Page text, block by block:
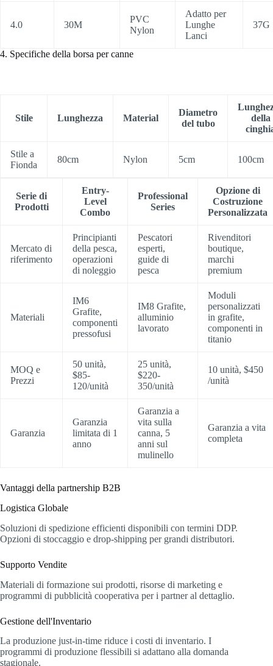
4.0 30M
PVC
Nylon
Adatto per
Lunghe
Lanci
37G
4. Specifiche della borsa per canne
Stile Lunghezza Material
Diametro
del tubo
della
Stile a
Fionda
80cm Nylon 5cm 100cm
Serie di
Prodotti
Entry-
Level
Combo
Professional
Series
Opzione di
Costruzione
Personalizzata
Mercato di
riferimento
Principianti
della pesca,
operazioni
di noleggio
Pescatori
esperti,
guide di
pesca
Rivenditori
boutique,
marchi
premium
Materiali
IM6
Grafite,
componenti
pressofusi
IM8 Grafite,
alluminio
lavorato
Moduli
personalizzati
in grafite,
componenti in
titanio
MOQ e
Prezzi
50 unità,
$85-
120/unità
25 unità,
$220-
350/unità
10 unità, $450
/unità
Garanzia
Garanzia
limitata di 1
anno
Garanzia a
vita sulla
canna, 5
anni sul
mulinello
Garanzia a vita
completa
Vantaggi della partnership B2B
Logistica Globale
Soluzioni di spedizione efficienti disponibili con termini DDP.
Opzioni di stoccaggio e drop-shipping per grandi distributori.
Supporto Vendite
Materiali di formazione sui prodotti, risorse di marketing e
programmi di pubblicità cooperativa per i partner al dettaglio.
Gestione dell'Inventario
La produzione just-in-time riduce i costi di inventario. I
programmi di produzione flessibili si adattano alla domanda
stagionale.